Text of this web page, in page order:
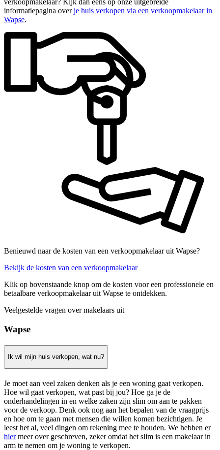
verkoopmakelaar? Kijk dan eens op onze uitgebreide
informatiepagina overje huis verkopen via een verkoopmakelaar in
Wapse.
Benieuwd naar de kosten van een verkoopmakelaar uit Wapse?
Bekijk de kosten van een verkoopmakelaar
Klik op bovenstaande knop om de kosten voor een professionele en
betaalbare verkoopmakelaar uit Wapse te ontdekken.
Veelgestelde vragen over makelaars uit
Wapse
Ik wil mijn huis verkopen, wat nu?
Je moet aan veel zaken denken als je een woning gaat verkopen.
Hoe wil gaat verkopen, wat past bij jou? Hoe ga je de
onderhandelingen in en welke zaken zijn slim om aan te pakken
voor de verkoop. Denk ook nog aan het bepalen van de vraagprijs
en hoe om te gaan met mensen die willen komen bezichtigen. Je
leest het al, veel dingen om rekening mee te houden. We hebben er
hiermeer over geschreven, zeker omdat het slim is een makelaar in
arm te nemen om je woning te verkopen.